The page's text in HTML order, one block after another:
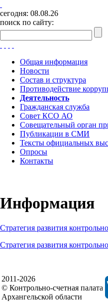
сегодня: 08.08.26
поиск по сайту:
Общая информация
Новости
Состав и структура
Противодействие
Деятельность
Гражданская служба
Совет КСО АО
Совещательный орган
Публикации в СМИ
Тексты официальных
Опросы
Контакты
Информация
Стратегия развития
Стратегия развития
2011-2026
© Контрольно-счетная палата
Архангельской области